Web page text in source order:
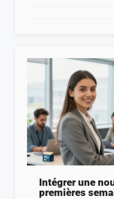
Intégrer une
premières